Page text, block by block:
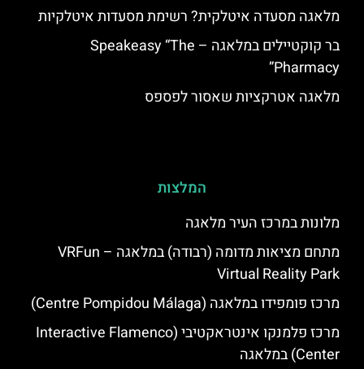
מלאגה מסעדה איטלקית? רשימת מסעדות איטלקיות
בר קוקטיילים במלאגה – Speakeasy “The
Pharmacy”
מלאגה אטרקציות שאסור לפספס
המלצות
מלונות במרכז העיר מלאגה
מתחם מציאות מדומה (רבודה) במלאגה – VRFun
Virtual Reality Park
מרכז פומפידו במלאגה (Centre Pompidou Málaga)
מרכז פלמנקו אינטראקטיבי (Interactive Flamenco
Center) במלאגה